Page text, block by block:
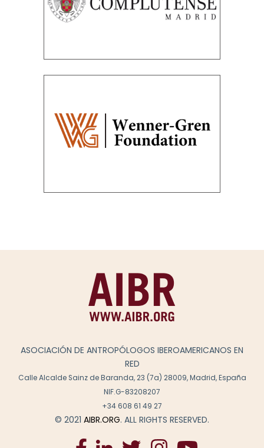
ASOCIACIÓN DE ANTROPÓLOGOS IBEROAMERICANOS EN
RED
Calle Alcalde Sainz de Baranda, 23 (7a) 28009, Madrid, España
NIF.G-83208207
+34 608 61 49 27
© 2021 AIBR.ORG. ALL RIGHTS RESERVED.